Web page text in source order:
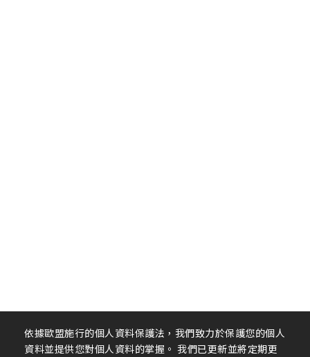
依據歐盟施行的個人資料保護法，我們致力於保護您的個人
資料並提供您對個人資料的掌握。 我們已更新並將定期更